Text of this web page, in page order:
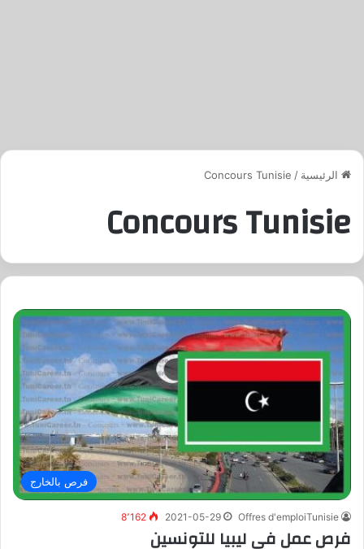
الرئيسية /
Concours Tunisie
Concours Tunisie
فرص بالخارج
Offres d'emploiTunisie
2021-05-29 8٬162
فرص عمل في ليبيا للتونسين